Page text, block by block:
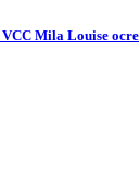
VCC Mila Louise ocre